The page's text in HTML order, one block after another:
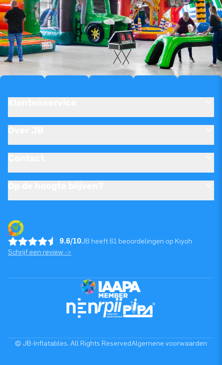
9.6/10JB heeft 61 beoordelingen op Kiyoh
Schrijf een review ->
© JB-Inflatables. All Rights ReservedAlgemene voorwaarden